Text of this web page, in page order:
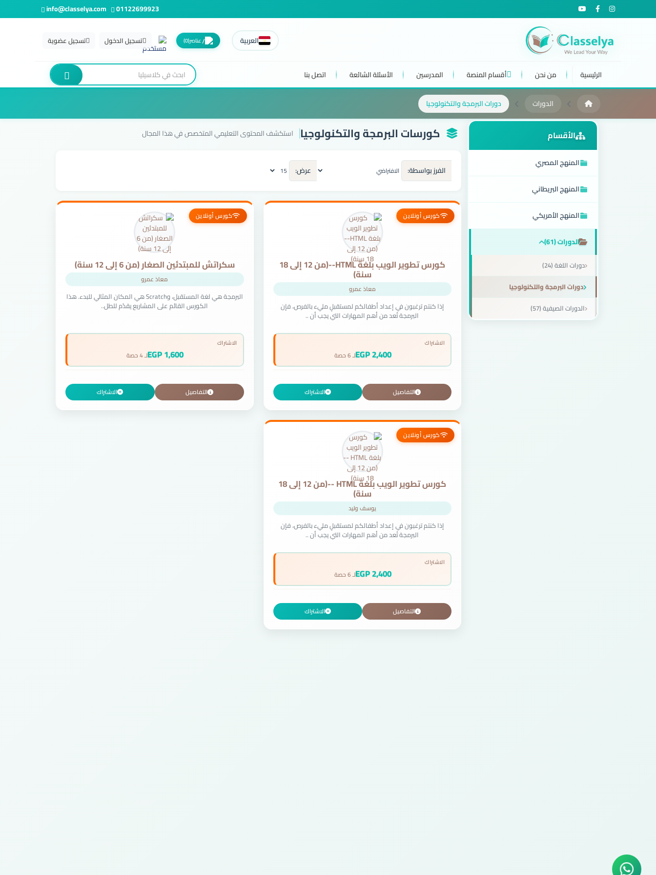
01122699923
info@classelya.com
العربية عناصر(0) تسجيل الدخول تسجيل عضوية
الرئيسية من نحن أقسام المنصة المدرسين الأسئلة الشائعة اتصل بنا
الدورات دورات البرمجة والتكنولوجيا
الأقسام
المنهج المصري
المنهج البريطاني
المنهج الأمريكي
الدورات (61)
دورات اللغة (24)
دورات البرمجة والتكنولوجيا
الدورات الصيفية (57)
كورسات البرمجة والتكنولوجيا استكشف المحتوى التعليمي المتخصص في هذا المجال
الفرز بواسطة: عرض:
كورس أونلاين
كورس تطوير الويب بلغة HTML--(من 12 إلى 18
سنة)
معاذ عمرو
إذا كنتم ترغبون في إعداد أطفالكم لمستقبلٍ مليء بالفرص، فإن
البرمجة تُعد من أهم المهارات التي يجب أن ..
الاشتراك
2,400 EGP لـ 6 حصة
التفاصيل الاشتراك
كورس أونلاين
سكراتش للمبتدئين الصغار (من 6 إلى 12 سنة)
معاذ عمرو
البرمجة هي لغة المستقبل، وScratch هي المكان المثالي للبدء. هذا
الكورس القائم على المشاريع يقدّم للطل..
الاشتراك
1,600 EGP لـ 4 حصة
التفاصيل الاشتراك
كورس أونلاين
كورس تطوير الويب بلغة HTML --(من 12 إلى 18
سنة)
يوسف وليد
إذا كنتم ترغبون في إعداد أطفالكم لمستقبلٍ مليء بالفرص، فإن
البرمجة تُعد من أهم المهارات التي يجب أن ..
الاشتراك
2,400 EGP لـ 6 حصة
التفاصيل الاشتراك